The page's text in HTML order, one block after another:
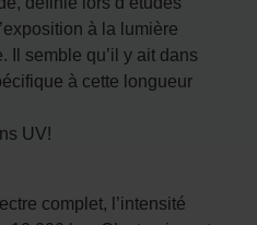
à la lumière
Il semble qu’il y ait dans
à cette longueur
UV!
complet, l’intensité